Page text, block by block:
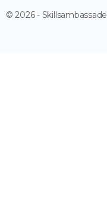
© 2026 - Skillsambassade